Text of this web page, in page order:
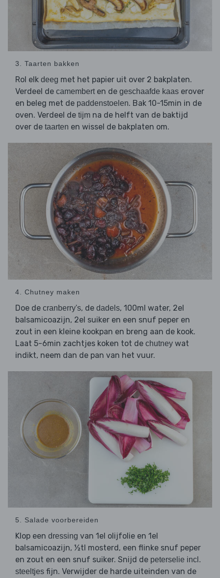
3. Taarten bakken
Rol elk deeg met het papier uit over 2 bakplaten.
Verdeel de camemberten de geschaafde kaas erover
en beleg met de paddenstoelen. Bak 10-15min in de
oven. Verdeel de tijm na de helft van de baktijd
over de taarten en wissel de bakplaten om.
4. Chutney maken
Doe de cranberry's, de dadels, 100ml water, 2el
balsamicoazijn, 2el suiker en een snuf peper en
zout in een kleine kookpan en breng aan de kook.
Laat 5-6min zachtjes koken tot de chutney wat
indikt, neem dan de pan van het vuur.
5. Salade voorbereiden
Klop een dressing van 1el olijfolie en 1el
balsamicoazijn, ½tl mosterd, een flinke snuf peper
en zout en een snuf suiker. Snijd de peterselie incl.
steeltjes fijn. Verwijder de harde uiteinden van de